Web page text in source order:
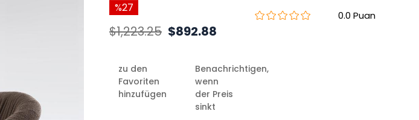
0.0
27
$1,223.25 $892.88
zu den
Favoriten
hinzufügen
Benachrichtigen,
wenn
der Preis
sinkt